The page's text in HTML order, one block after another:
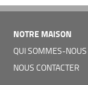
NOTRE MAISON
QUI SOMMES-NOUS
NOUS CONTACTER